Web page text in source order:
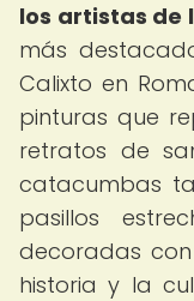
los artistas de
más
Calixto en
pinturas que
retratos de
catacumbas
pasillos
decoradas
historia y la